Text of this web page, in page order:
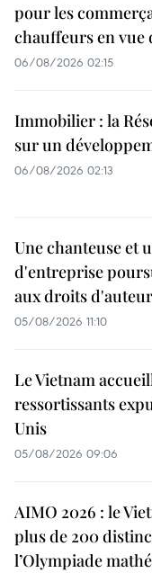
pour les
chauffeurs en vue
06/08/2026 02:15
Immobilier : la
sur un
06/08/2026 02:13
Une chanteuse et
d'entreprise
aux droits
05/08/2026 11:10
Le Vietnam
ressortissants
Unis
05/08/2026 09:06
AIMO 2026 : le
plus de 200
l’Olympiade